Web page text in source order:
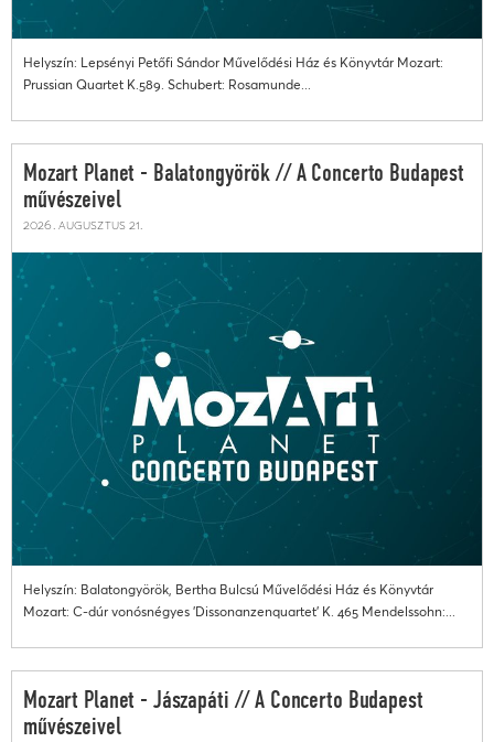
Helyszín: Lepsényi Petőfi Sándor Művelődési Ház és Könyvtár Mozart:
Prussian Quartet K.589. Schubert: Rosamunde...
Mozart Planet - Balatongyörök // A Concerto Budapest
művészeivel
2026. augusztus 21.
Helyszín: Balatongyörök, Bertha Bulcsú Művelődési Ház és Könyvtár
Mozart: C-dúr vonósnégyes 'Dissonanzenquartet' K. 465 Mendelssohn:...
Mozart Planet - Jászapáti // A Concerto Budapest
művészeivel